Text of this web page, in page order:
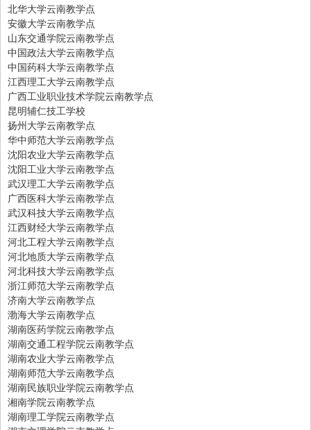
北华大学云南教学点
安徽大学云南教学点
山东交通学院云南教学点
中国政法大学云南教学点
中国药科大学云南教学点
江西理工大学云南教学点
广西工业职业技术学院云南教学点
昆明辅仁技工学校
扬州大学云南教学点
华中师范大学云南教学点
沈阳农业大学云南教学点
沈阳工业大学云南教学点
武汉理工大学云南教学点
广西医科大学云南教学点
武汉科技大学云南教学点
江西财经大学云南教学点
河北工程大学云南教学点
河北地质大学云南教学点
河北科技大学云南教学点
浙江师范大学云南教学点
济南大学云南教学点
渤海大学云南教学点
湖南医药学院云南教学点
湖南交通工程学院云南教学点
湖南农业大学云南教学点
湖南师范大学云南教学点
湖南民族职业学院云南教学点
湘南学院云南教学点
湖南理工学院云南教学点